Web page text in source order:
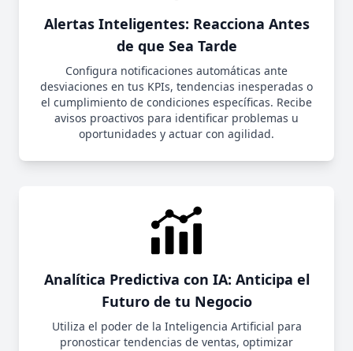
Alertas Inteligentes: Reacciona Antes
de que Sea Tarde
Configura notificaciones automáticas ante
desviaciones en tus KPIs, tendencias inesperadas o
el cumplimiento de condiciones específicas. Recibe
avisos proactivos para identificar problemas u
oportunidades y actuar con agilidad.
Analítica Predictiva con IA: Anticipa el
Futuro de tu Negocio
Utiliza el poder de la Inteligencia Artificial para
pronosticar tendencias de ventas, optimizar